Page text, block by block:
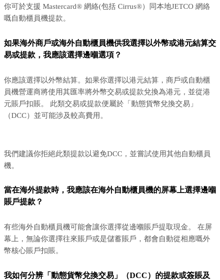
你可於支援 Mastercard® 網絡(包括 Cirrus®）同本地JETCO 網絡
嘅自動櫃員機提款。
如果海外商戶或海外自動櫃員機供我選擇以外幣或港元結算交
易或提款，我應該選擇邊嗰選項？
你應該選擇以外幣結算。如果你選擇以港元結算，商戶或自動櫃
員機營運商將使用其匯率將外幣交易或提款兌換為港元，並從港
元賬戶扣賬。 此類交易或提款便屬於「動態貨幣兌換交易」
（DCC）並可能涉及較高費用。
我們建議你拒絕此類提款以避免DCC，並嘗試使用其他自動櫃員
機。
當在海外提款時，我應該在海外自動櫃員機的屏幕上選擇邊嗰
賬戶提款？
有些海外自動櫃員機可能會讓你選擇從邊嗰賬戶提取現金。 在屏
幕上，無論你選擇往來賬戶或是儲蓄賬戶，都會自動從相應嘅外
幣核心賬戶扣賬。
我如何分辨「動態貨幣兌換交易」（DCC）的提款或簽賬及